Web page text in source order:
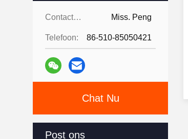
Plukselborstel
Naaiende Uitrusting(9)
Contactpersonen: Miss. Peng
Telefoon: 86-510-85050421
Chat Nu
Post ons